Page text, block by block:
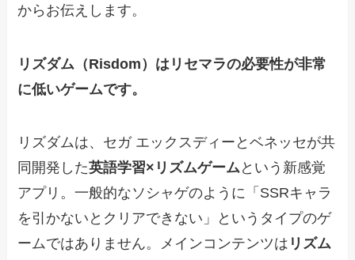
からお伝えします。
リズダム（Risdom）はリセマラの必要性が非常
に低いゲームです。
リズダムは、セガ エックスディーとベネッセが共
同開発した英語学習×リズムゲームという新感覚
アプリ。一般的なソシャゲのように「SSRキャラ
を引かないとクリアできない」というタイプのゲ
ームではありません。メインコンテンツは リズム